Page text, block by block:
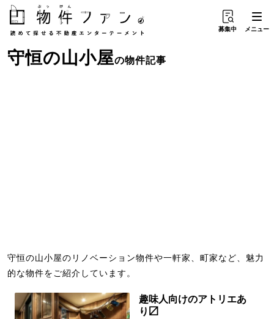
募集中 メニュー
守恒の山小屋の物件記事
守恒の山小屋のリノベーション物件や一軒家、町家など、魅力
的な物件をご紹介しています。
趣味人向けのアトリエあ
り〼